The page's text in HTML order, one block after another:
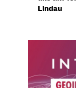
Lindau